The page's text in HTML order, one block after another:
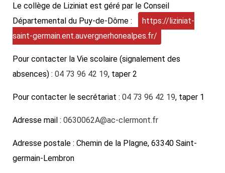
Le collège de Liziniat est géré par le Conseil
Départemental du Puy-de-Dôme :
https://liziniat-
saint-germain.ent.auvergnerhonealpes.fr/
Pour contacter la Vie scolaire (signalement des
absences) : 04 73 96 42 19, taper 2
Pour contacter le secrétariat : 04 73 96 42 19, taper 1
Adresse mail : 0630062A@ac-clermont.fr
Adresse postale : Chemin de la Plagne, 63340 Saint-
germain-Lembron